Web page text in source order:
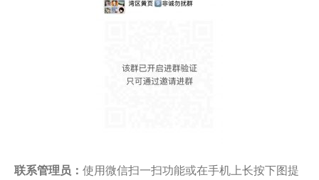
联系管理员： 使用微信扫一扫功能或在手机上长按下图提